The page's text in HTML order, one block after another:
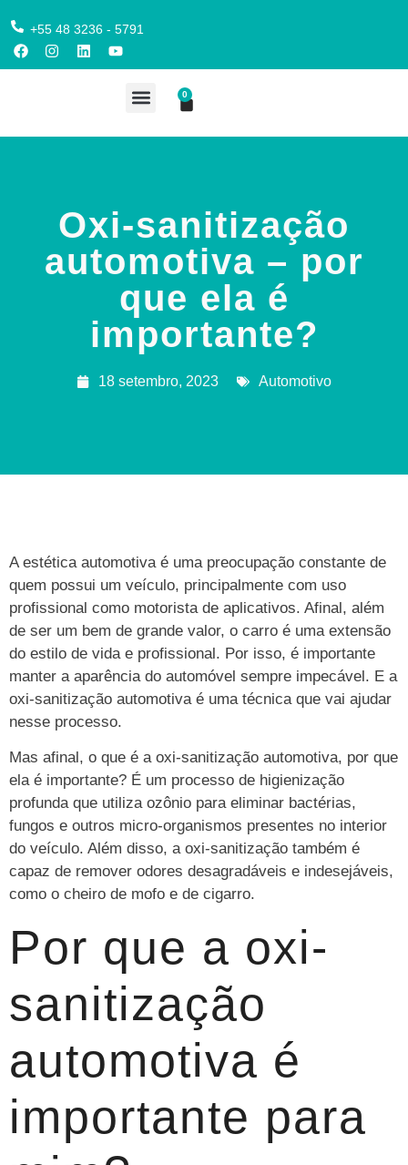
+55 48 3236 - 5791
0
Oxi-sanitização
automotiva – por
que ela é
importante?
18 setembro, 2023 Automotivo
A estética automotiva é uma preocupação constante de
quem possui um veículo, principalmente com uso
profissional como motorista de aplicativos. Afinal, além
de ser um bem de grande valor, o carro é uma extensão
do estilo de vida e profissional. Por isso, é importante
manter a aparência do automóvel sempre impecável. E a
oxi-sanitização automotiva é uma técnica que vai ajudar
nesse processo.
Mas afinal, o que é a oxi-sanitização automotiva, por que
ela é importante? É um processo de higienização
profunda que utiliza ozônio para eliminar bactérias,
fungos e outros micro-organismos presentes no interior
do veículo. Além disso, a oxi-sanitização também é
capaz de remover odores desagradáveis e indesejáveis,
como o cheiro de mofo e de cigarro.
Por que a oxi-
sanitização
automotiva é
importante para